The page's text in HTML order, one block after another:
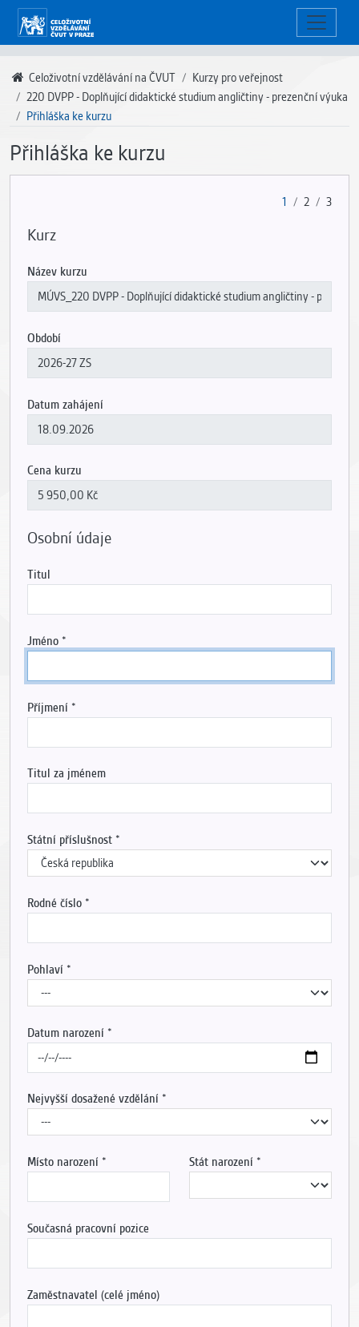
Celoživotní vzdělávání na ČVUT
Kurzy pro veřejnost
220 DVPP - Doplňující didaktické studium angličtiny - prezenční výuka
Přihláška ke kurzu
Přihláška ke kurzu
1 2 3
Kurz
Název kurzu
Období
Datum zahájení
Cena kurzu
Osobní údaje
Titul
Jméno
Příjmení
Titul za jménem
Státní příslušnost
Rodné číslo
Pohlaví
Datum narození
Nejvyšší dosažené vzdělání
Místo narození Stát narození
Současná pracovní pozice
Zaměstnavatel (celé jméno)